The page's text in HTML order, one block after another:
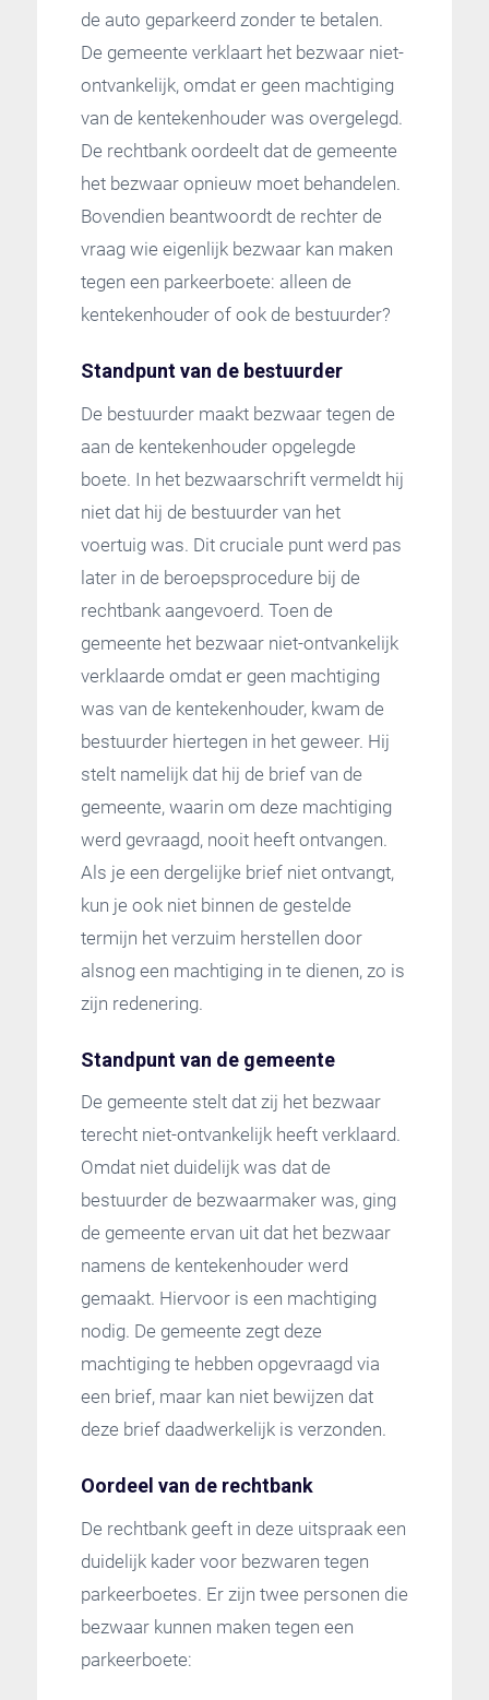
de auto geparkeerd zonder te betalen.
De gemeente verklaart het bezwaar niet-
ontvankelijk, omdat er geen machtiging
van de kentekenhouder was overgelegd.
De rechtbank oordeelt dat de gemeente
het bezwaar opnieuw moet behandelen.
Bovendien beantwoordt de rechter de
vraag wie eigenlijk bezwaar kan maken
tegen een parkeerboete: alleen de
kentekenhouder of ook de bestuurder?
Standpunt van de bestuurder
De bestuurder maakt bezwaar tegen de
aan de kentekenhouder opgelegde
boete. In het bezwaarschrift vermeldt hij
niet dat hij de bestuurder van het
voertuig was. Dit cruciale punt werd pas
later in de beroepsprocedure bij de
rechtbank aangevoerd. Toen de
gemeente het bezwaar niet-ontvankelijk
verklaarde omdat er geen machtiging
was van de kentekenhouder, kwam de
bestuurder hiertegen in het geweer. Hij
stelt namelijk dat hij de brief van de
gemeente, waarin om deze machtiging
werd gevraagd, nooit heeft ontvangen.
Als je een dergelijke brief niet ontvangt,
kun je ook niet binnen de gestelde
termijn het verzuim herstellen door
alsnog een machtiging in te dienen, zo is
zijn redenering.
Standpunt van de gemeente
De gemeente stelt dat zij het bezwaar
terecht niet-ontvankelijk heeft verklaard.
Omdat niet duidelijk was dat de
bestuurder de bezwaarmaker was, ging
de gemeente ervan uit dat het bezwaar
namens de kentekenhouder werd
gemaakt. Hiervoor is een machtiging
nodig. De gemeente zegt deze
machtiging te hebben opgevraagd via
een brief, maar kan niet bewijzen dat
deze brief daadwerkelijk is verzonden.
Oordeel van de rechtbank
De rechtbank geeft in deze uitspraak een
duidelijk kader voor bezwaren tegen
parkeerboetes. Er zijn twee personen die
bezwaar kunnen maken tegen een
parkeerboete: